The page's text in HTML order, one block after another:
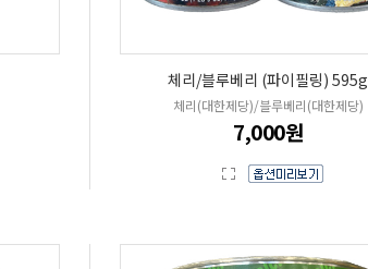
체리/블루베리 (파이필링) 595g
체리(대한제당)/블루베리(대한제당)
7,000원